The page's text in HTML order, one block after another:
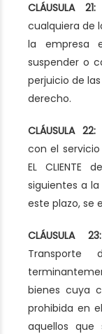
CLÁUSULA 21:
cualquiera de
la empresa
suspender o
perjuicio de
derecho.
CLÁUSULA 22:
con el
EL
siguientes a
este plazo, se
CLÁUSULA
Transporte
bienes cuya
prohibida en
aquellos que